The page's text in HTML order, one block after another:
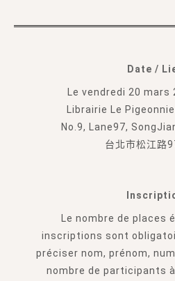
Date /
Le vendredi 20 mars
Librairie Le
No.9, Lane97,
台北市松江路
Le nombre de places
inscriptions sont
préciser nom, prénom,
nombre de participants à